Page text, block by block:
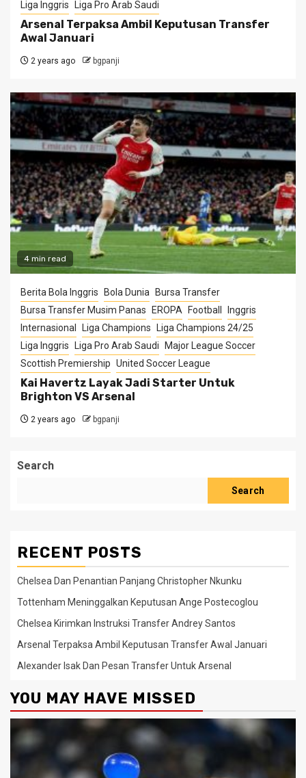
Liga Inggris Liga Pro Arab Saudi
Arsenal Terpaksa Ambil Keputusan Transfer
Awal Januari
2 years ago bgpanji
4 min read
Berita Bola Inggris Bola Dunia
Bursa Transfer
Bursa Transfer Musim Panas
EROPA Football
Inggris
Internasional
Liga Champions
Liga Champions 24/25
Liga Inggris
Liga Pro Arab Saudi
Major League Soccer
Scottish Premiership United Soccer League
Kai Havertz Layak Jadi Starter Untuk
Brighton VS Arsenal
2 years ago bgpanji
Search
Search
RECENT POSTS
Chelsea Dan Penantian Panjang Christopher Nkunku
Tottenham Meninggalkan Keputusan Ange Postecoglou
Chelsea Kirimkan Instruksi Transfer Andrey Santos
Arsenal Terpaksa Ambil Keputusan Transfer Awal Januari
Alexander Isak Dan Pesan Transfer Untuk Arsenal
YOU MAY HAVE MISSED